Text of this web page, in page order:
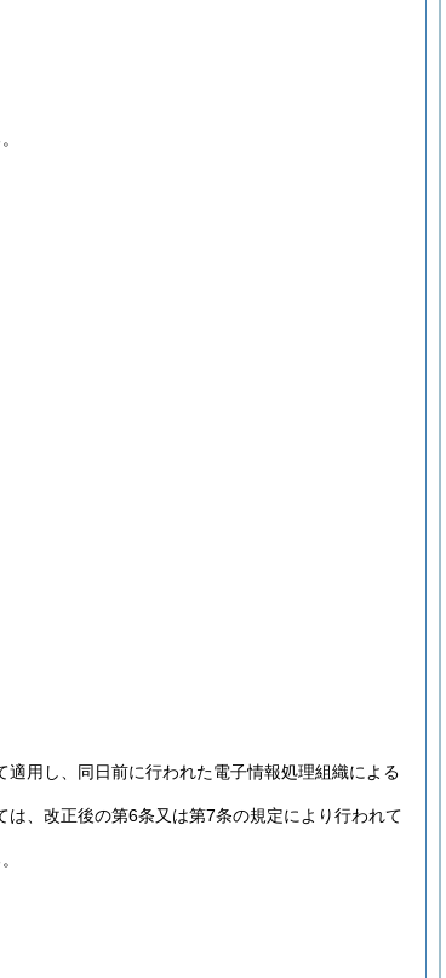
用し、同日前に行われた電子情報処理組織による
、改正後の第6条又は第7条の規定により行われて